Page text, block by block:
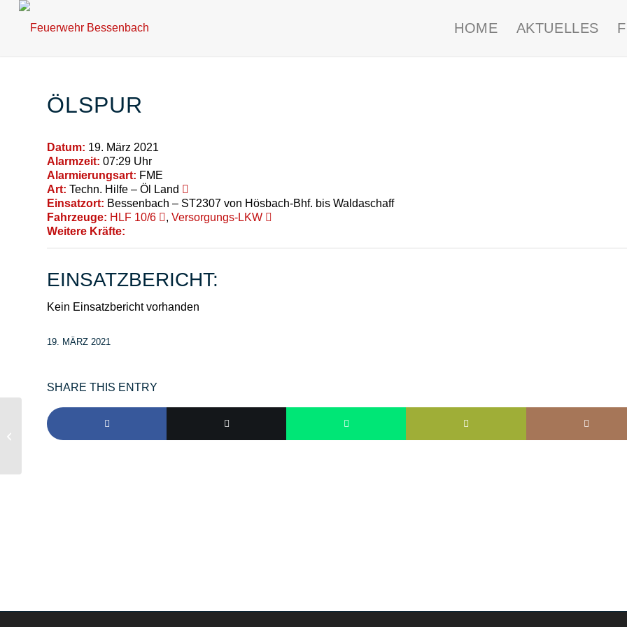
HOME AKTUELLES
ÖLSPUR
Datum: 19. März 2021
Alarmzeit: 07:29 Uhr
Alarmierungsart: FME
Art: Techn. Hilfe – Öl Land
Einsatzort: Bessenbach – ST2307 von Hösbach-Bhf. bis Waldaschaff
Fahrzeuge: HLF 10/6 , Versorgungs-LKW
Weitere Kräfte:
EINSATZBERICHT:
Kein Einsatzbericht vorhanden
19. MÄRZ 2021
SHARE THIS ENTRY
Ölspur